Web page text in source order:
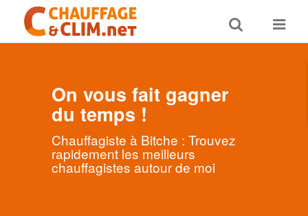
Toggle
search
Toggle
On vous fait gagner
du temps !
Chauffagiste à Bitche : Trouvez
rapidement les meilleurs
chauffagistes autour de moi